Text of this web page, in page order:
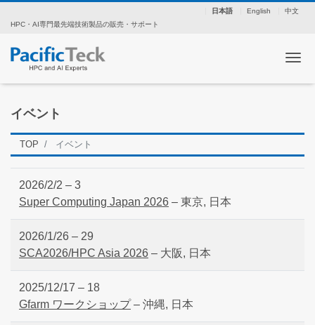
日本語 English
中文
HPC・AI専門最先端技術製品の販売・サポート
ナ
イベント
TOP イベント
2026/2/2 – 3
Super Computing Japan 2026 – 東京, 日本
2026/1/26 – 29
SCA2026/HPC Asia 2026 – 大阪, 日本
2025/12/17 – 18
Gfarm ワークショップ– 沖縄, 日本